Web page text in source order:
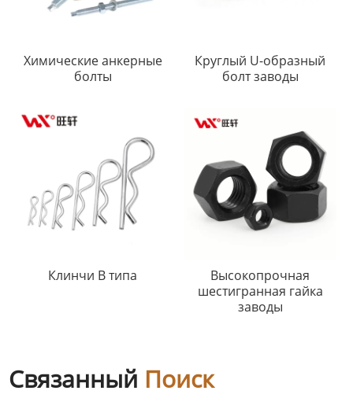
Химические анкерные
болты
Круглый U-образный
болт заводы
Клинчи B типа
Высокопрочная
шестигранная гайка
заводы
Связанный Поиск